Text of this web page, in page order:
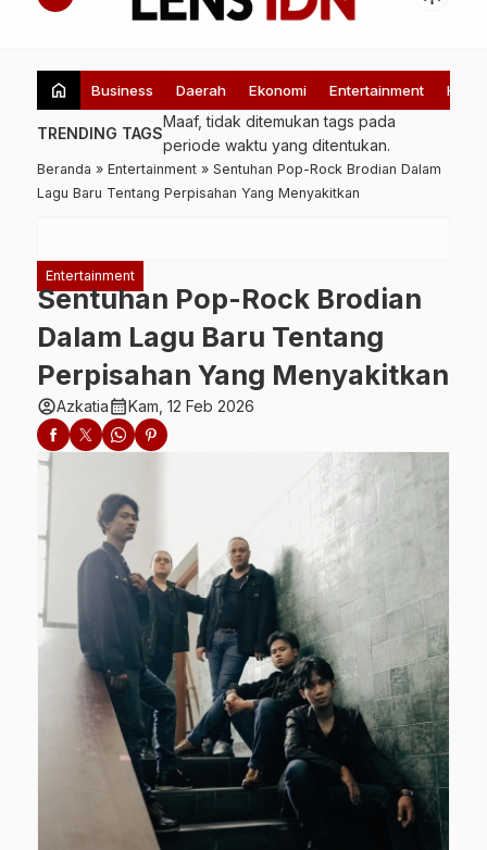
home Business Daerah Ekonomi Entertainment
TRENDING TAGS
Maaf, tidak ditemukan tags pada
periode waktu yang ditentukan.
Beranda » Entertainment » Sentuhan Pop-Rock Brodian Dalam
Lagu Baru Tentang Perpisahan Yang Menyakitkan
Entertainment
Sentuhan Pop-Rock Brodian
Dalam Lagu Baru Tentang
Perpisahan Yang Menyakitkan
account_circleAzkatiacalendar_monthKam, 12 Feb 2026